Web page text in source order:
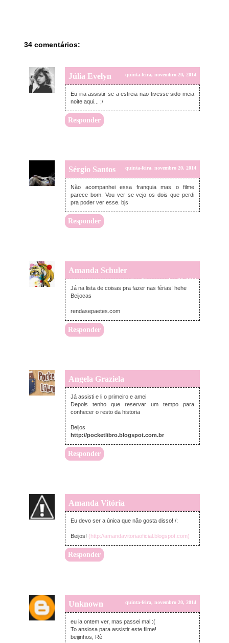
34 comentários:
Júlia Evelyn quinta-feira, novembro 20, 2014
Eu iria assistir se a estreia nao tivesse sido meia
noite aqui... ;/
Responder
Sérgio Santos quinta-feira, novembro 20, 2014
Não acompanhei essa franquia mas o filme
parece bom. Vou ver se vejo os dois que perdi
pra poder ver esse. bjs
Responder
Amanda Schuler
quinta-feira, novembro 20, 2014
Já na lista de coisas pra fazer nas férias! hehe
Beijocas
rendasepaetes.com
Responder
Angela Graziela
quinta-feira, novembro 20, 2014
Já assisti e li o primeiro e amei
Depois tenho que reservar um tempo para
conhecer o resto da historia
Beijos
http://pocketlibro.blogspot.com.br
Responder
Amanda Vitória
quinta-feira, novembro 20, 2014
Eu devo ser a única que não gosta disso! /:
Beijos! (http://amandavitoriaoficial.blogspot.com)
Responder
Unknown quinta-feira, novembro 20, 2014
eu ia ontem ver, mas passei mal :(
To ansiosa para assistir este filme!
beijinhos, Rê